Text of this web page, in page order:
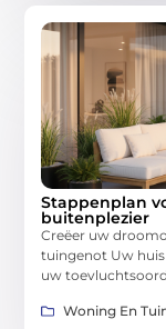
Stappenplan
buitenplezier
Creëer uw
tuingenot Uw huis
uw
Woning En